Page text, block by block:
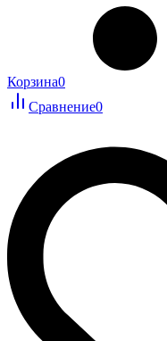
Корзина0
Сравнение0